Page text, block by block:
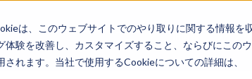
は、このウェブサイトでのやり取りに関する情報を
験を改善し、カスタマイズすること、ならびにこの
れます。当社で使用するCookieについての詳細は、
企業情
報
IR情報 ライフ